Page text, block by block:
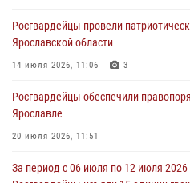
В региональном управлении
приуроченный к празднику Крещения
Ярославские росгвардейцы за
более 250 выездов по сигналам
Росгвардейцы провели
Ярославской области
14 июля 2026, 11:06 3
Росгвардейцы обеспечили
Ярославле
20 июля 2026, 11:51
За период с 06 июля по 12 июля 2026